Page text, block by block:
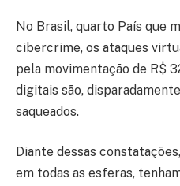
No Brasil, quarto País que
cibercrime, os ataques
pela movimentação de R$
digitais são,
saqueados.
Diante dessas
em todas as esferas,